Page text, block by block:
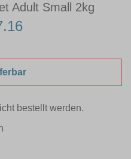
Adult Small 2kg
bestellt werden.